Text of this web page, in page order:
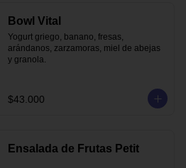
Bowl Vital
Yogurt griego, banano, fresas,
arándanos, zarzamoras, miel de abejas
y granola.
$43.000
Ensalada de Frutas Petit